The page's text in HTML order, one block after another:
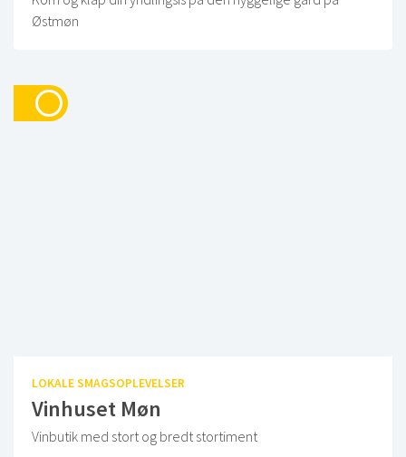
Østmøn
LOKALE SMAGSOPLEVELSER
Vinhuset Møn
Vinbutik med stort og bredt stortiment